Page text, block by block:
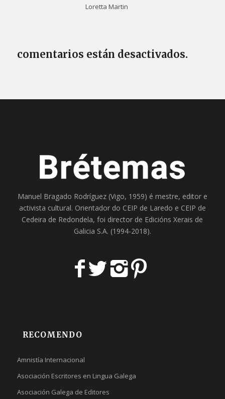
Loretta Martin
comentarios están desactivados.
Manuel Bragado Rodríguez (Vigo, 1959) é mestre, editor e
activista cultural. Orientador do CEIP de Laredo e CEIP de
Cedeira de Redondela, foi director de Edicións Xerais de
Galicia S.A. (1994-2018).
RECOMENDO
Amnistía Internacional
Asociación Escritores en Lingua Galega
Asociación Galega de Editores